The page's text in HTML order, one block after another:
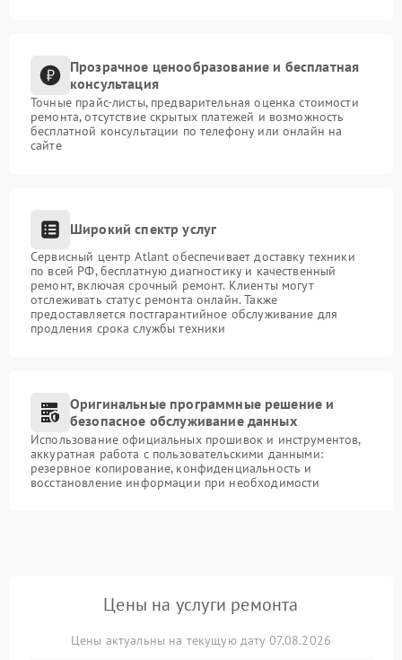
Прозрачное ценообразование и бесплатная
консультация
Точные прайс-листы, предварительная оценка стоимости
ремонта, отсутствие скрытых платежей и возможность
бесплатной консультации по телефону или онлайн на
сайте
Широкий спектр услуг
Сервисный центр Atlant обеспечивает доставку техники
по всей РФ, бесплатную диагностику и качественный
ремонт, включая срочный ремонт. Клиенты могут
отслеживать статус ремонта онлайн. Также
предоставляется постгарантийное обслуживание для
продления срока службы техники
Оригинальные программные решение и
безопасное обслуживание данных
Использование официальных прошивок и инструментов,
аккуратная работа с пользовательскими данными:
резервное копирование, конфиденциальность и
восстановление информации при необходимости
Цены на услуги ремонта
Цены актуальны на текущую дату 07.08.2026